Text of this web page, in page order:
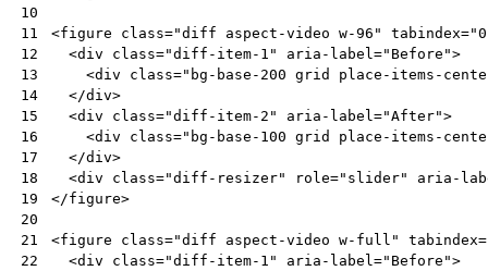
10
11
12
13
14
15
16
17
18
19
20
21
22
<figure class="diff aspect-video w-96" tabindex=
<div class="diff-item-1" aria-label ="Before">
<div class="bg-base-200 grid place-items-
</div>
<div class="diff-item-2" aria-label ="After">
<div class="bg-base-100 grid place-items-
</div>
<div class="diff-resizer" role="slider"
aria-
</figure>
<figure class="diff aspect-video w-full" tabindex=
<div class="diff-item-1" aria-label ="Before">